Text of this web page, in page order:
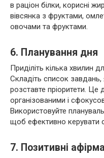
в раціон білки, корисні
вівсянка з фруктами,
овочами та фруктами.
6. Планування дня
Приділіть кілька хвилин
Складіть список завдань,
розставте пріоритети.
організованими і
Використовуйте
щоб ефективно керувати
7. Позитивні